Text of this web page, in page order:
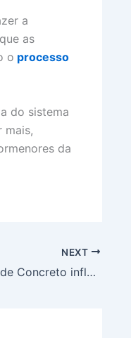
a
as
o processo
do sistema
mais,
da
NEXT
Como os Tipos de Concreto influenciam sua obra. Saiba Mais!